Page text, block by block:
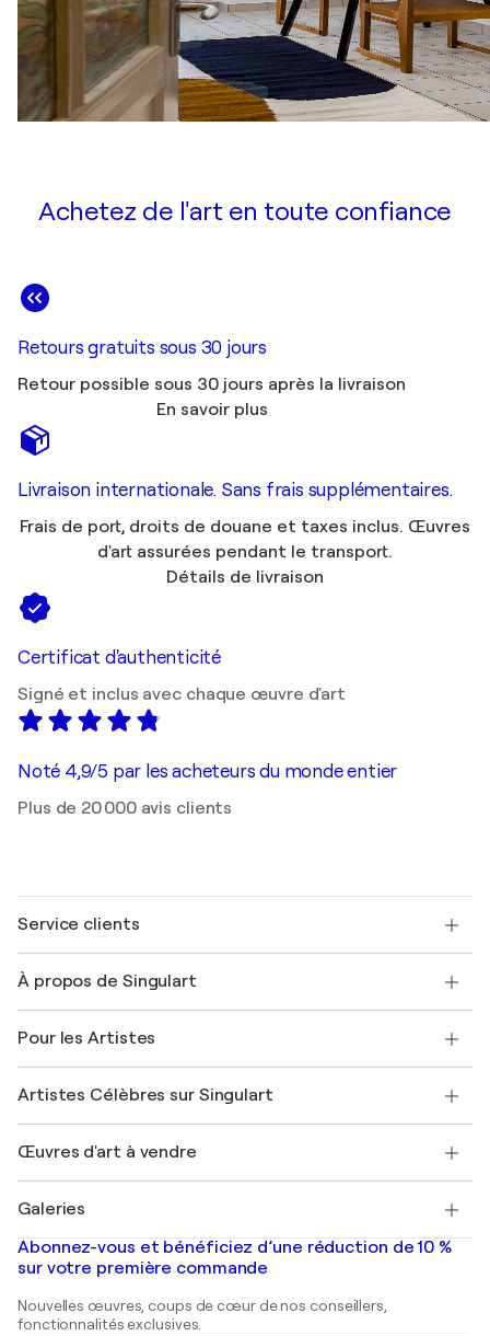
Achetez de l'art en toute confiance
Retours gratuits sous 30 jours
Retour possible sous 30 jours après la livraison
En savoir plus
Livraison internationale. Sans frais supplémentaires.
Frais de port, droits de douane et taxes inclus. Œuvres
d'art assurées pendant le transport.
Détails de livraison
Certificat d'authenticité
Signé et inclus avec chaque œuvre d'art
Noté 4,9/5 par les acheteurs du monde entier
Plus de 20 000 avis clients
Service clients
Expédition
Offrir une carte cadeau
Rejoignez notre programme commercial
Mon compte
+33 1 76 44 06 42
À propos de Singulart
FAQ
Magazine Singulart
Emplois
Découvrez une sélection d'art original
Pour les Artistes
Se connecter en tant qu'Artiste
Artistes Célèbres sur Singulart
Marc Chagall
Banksy
Mr. Brainwash
Shepard Fairey
Œuvres d'art à vendre
Tableaux abstraits à vendre
Peintures de paysage
Estampes
Peintures acryliques
Galeries
Galeries d'art en France
Galeries d'art en Belgique
Abonnez-vous et bénéficiez d’une réduction de 10 %
sur votre première commande
Nouvelles œuvres, coups de cœur de nos conseillers,
fonctionnalités exclusives.